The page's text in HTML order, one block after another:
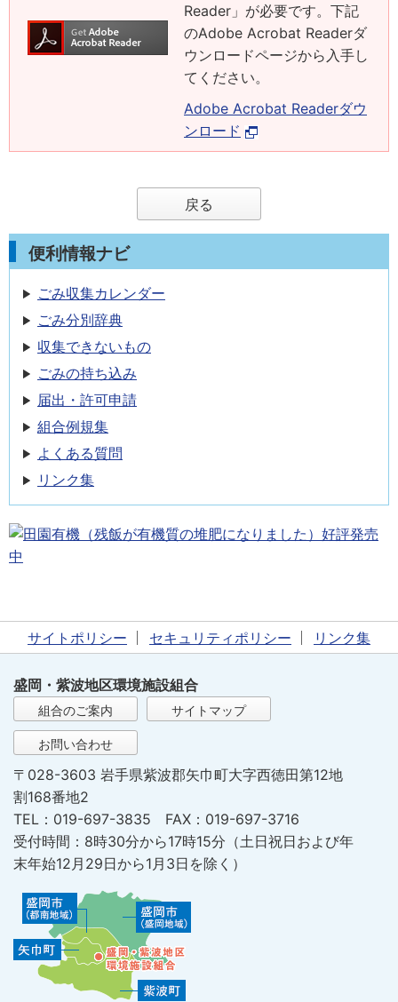
Reader」が必要です。下記
のAdobe Acrobat Readerダ
ウンロードページから入手し
てください。
Adobe Acrobat Readerダウ
ンロード
戻る
便利情報ナビ
ごみ収集カレンダー
ごみ分別辞典
収集できないもの
ごみの持ち込み
届出・許可申請
組合例規集
よくある質問
リンク集
サイトポリシー セキュリティポリシー リンク集
盛岡・紫波地区環境施設組合
組合のご案内 サイトマップ
お問い合わせ
〒028-3603 岩手県紫波郡矢巾町大字西徳田第12地
割168番地2
TEL：019-697-3835 FAX：019-697-3716
受付時間：8時30分から17時15分（土日祝日および年
末年始12月29日から1月3日を除く）